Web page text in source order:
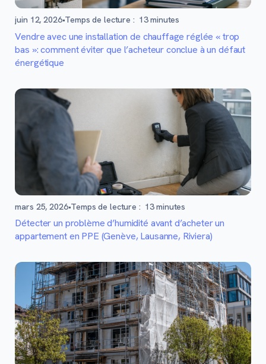
juin 12, 2026•Temps de lecture : 13minutes
Vendre avec une installation de chauffage réglée « trop
bas »: comment éviter que l’acheteur conclue à un défaut
énergétique
mars 25, 2026•Temps de lecture : 13minutes
Détecter un problème d’humidité avant d’acheter un
appartement en PPE (Genève, Lausanne, Riviera)